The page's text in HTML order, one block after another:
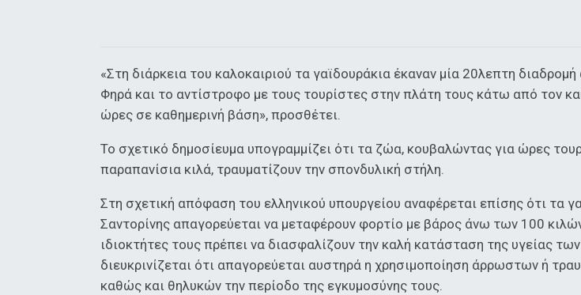
«Στη διάρκεια του καλοκαιριού τα γαϊδουράκια έκαναν μία 20λεπτη
Φηρά και το αντίστροφο με τους τουρίστες στην πλάτη τους κάτω από τον
ώρες σε καθημερινή βάση», προσθέτει.
Το σχετικό δημοσίευμα υπογραμμίζει ότι τα ζώα, κουβαλώντας για ώρες
παραπανίσια κιλά, τραυματίζουν την σπονδυλική στήλη.
Στη σχετική απόφαση του ελληνικού υπουργείου αναφέρεται επίσης ότι τα
Σαντορίνης απαγορεύεται να μεταφέρουν φορτίο με βάρος άνω των 100 κιλών
ιδιοκτήτες τους πρέπει να διασφαλίζουν την καλή κατάσταση της υγείας
διευκρινίζεται ότι απαγορεύεται αυστηρά η χρησιμοποίηση άρρωστων ή
καθώς και θηλυκών την περίοδο της εγκυμοσύνης τους.